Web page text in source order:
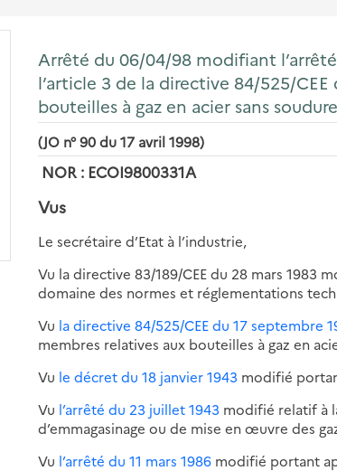
Arrêté du 06/04/98 modifiant
l’article 3 de la directive 84/525/
bouteilles à gaz en acier sans
(JO n° 90 du 17 avril 1998)
NOR : ECOI9800331A
Vus
Le secrétaire d’Etat à l’industrie,
Vu la directive 83/189/CEE du 28 mars 1983
domaine des normes et réglementations
Vu la directive 84/525/CEE du 17 septembre
membres relatives aux bouteilles à gaz en
Vu le décret du 18 janvier 1943 modifié
Vu l’arrêté du 23 juillet 1943 modifié relatif à
d’emmagasinage ou de mise en œuvre des
Vu l’arrêté du 11 mars 1986 modifié portant